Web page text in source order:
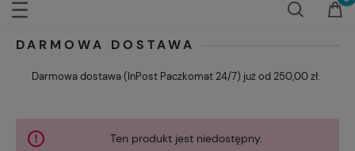
DARMOWA DOSTAWA
Darmowa dostawa (InPost Paczkomat 24/7) już od 250,00 zł.
Ten produkt jest niedostępny.